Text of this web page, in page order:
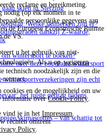
reclame en bereikmeting.
nodig (op elk moment in te
persoonlijke gegevens aan
de Europese Economische Ruimte
de VS.
u het gebruik van niet-
Als u opweigeren
technisch noodzakelijk zijn en die
contract.
en de mogelijkheid om uw
informatie overCookie-Policy.
vind je in hetImpressum.
rechten omtrent
Policy.
gaan skiën in Sterzing
Welke skimerken zijn er?
dankzij Z-waarde,
wintersport te boeken?
over deze populaire wintersport
wintersportverzekeringen zijn echt
het juiste gedrag tijdens
skimascottes – van schattig tot